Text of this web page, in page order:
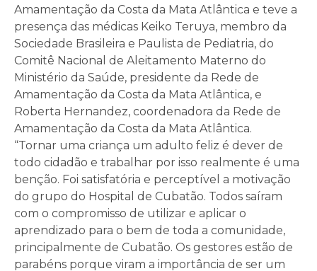
Amamentação da Costa da Mata Atlântica e teve a
presença das médicas Keiko Teruya, membro da
Sociedade Brasileira e Paulista de Pediatria, do
Comitê Nacional de Aleitamento Materno do
Ministério da Saúde, presidente da Rede de
Amamentação da Costa da Mata Atlântica, e
Roberta Hernandez, coordenadora da Rede de
Amamentação da Costa da Mata Atlântica.
“Tornar uma criança um adulto feliz é dever de
todo cidadão e trabalhar por isso realmente é uma
benção. Foi satisfatória e perceptível a motivação
do grupo do Hospital de Cubatão. Todos saíram
com o compromisso de utilizar e aplicar o
aprendizado para o bem de toda a comunidade,
principalmente de Cubatão. Os gestores estão de
parabéns porque viram a importância de ser um